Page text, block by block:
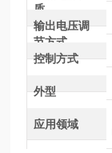
质
输出电压调
节方式
控制方式
外型
应用领域